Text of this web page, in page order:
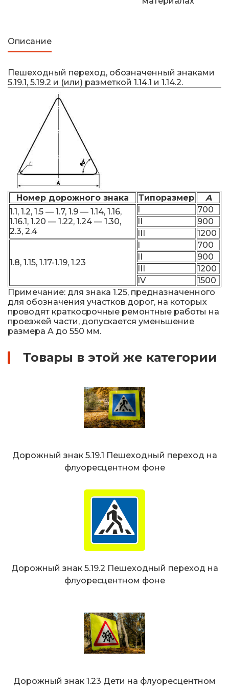
Описание
Пешеходный переход, обозначенный знаками
5.19.1, 5.19.2 и (или) разметкой 1.14.1 и 1.14.2.
Номер дорожного знака Типоразмер
A
1.1, 1.2, 1.5 — 1.7, 1.9 — 1.14, 1.16,
1.16.1, 1.20 — 1.22, 1.24 — 1.30,
2.3, 2.4
I
700
II
900
III
1200
1.8, 1.15, 1.17-1.19, 1.23
I
700
II
900
III
1200
IV
1500
Примечание: для знака 1.25, предназначенного
для обозначения участков дорог, на которых
проводят краткосрочные ремонтные работы на
проезжей части, допускается уменьшение
размера A до 550 мм.
Товары в этой же категории
Дорожный знак 5.19.1 Пешеходный переход на
флуоресцентном фоне
Дорожный знак 5.19.2 Пешеходный переход на
флуоресцентном фоне
Дорожный знак 1.23 Дети на флуоресцентном